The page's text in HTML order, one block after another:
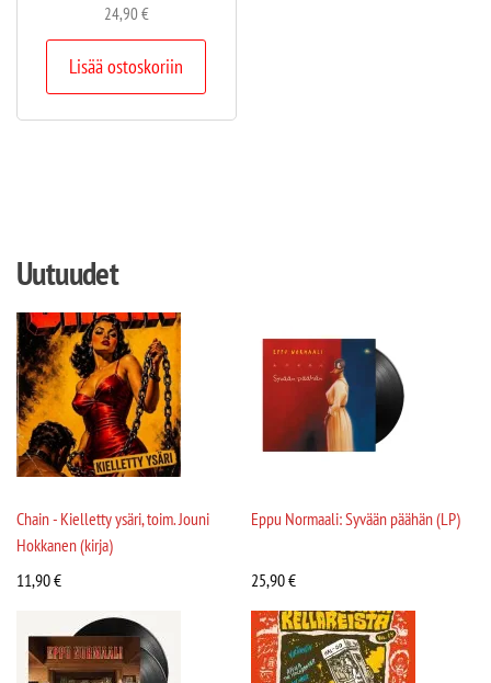
24,90€
Lisää ostoskoriin
Uutuudet
Chain - Kielletty ysäri, toim. Jouni
Hokkanen (kirja)
11,90€
Eppu Normaali: Syvään päähän (LP)
25,90€